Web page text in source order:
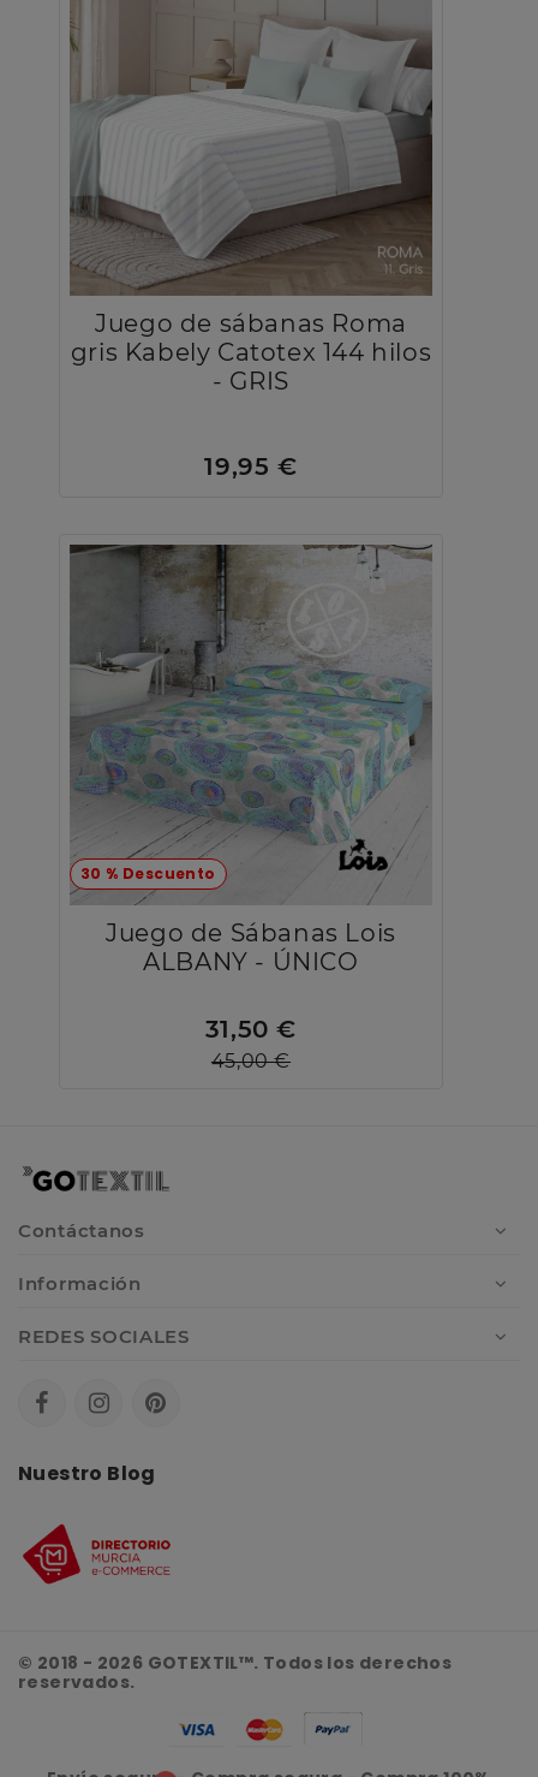
Juego de sábanas Roma
gris Kabely Catotex 144 hilos
- GRIS
19,95 €
30 % Descuento
Juego de Sábanas Lois
ALBANY - ÚNICO
31,50 €
45,00 €
Contáctanos
Información
REDES SOCIALES
Nuestro Blog
© 2018 - 2026 GOTEXTIL™. Todos los derechos
reservados.